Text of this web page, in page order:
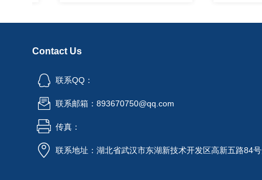
Contact Us
联系QQ：
联系邮箱：893670750@qq.com
传真：
联系地址：湖北省武汉市东湖新技术开发区高新五路84